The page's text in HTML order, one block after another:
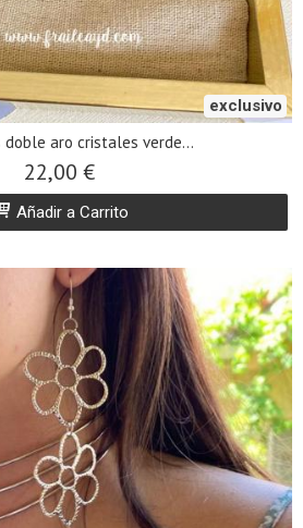
exclusivo
doble aro cristales verde...
22,00 €
Añadir a Carrito